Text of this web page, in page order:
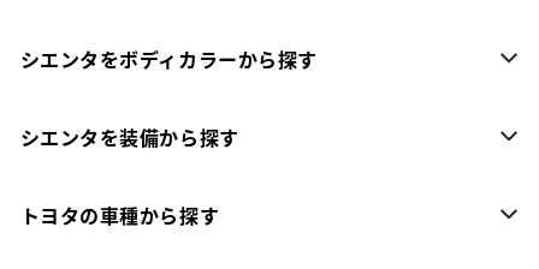
シエンタをボディカラーから探す
シエンタを装備から探す
トヨタの車種から探す